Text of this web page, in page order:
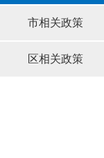
市相关政策
区相关政策